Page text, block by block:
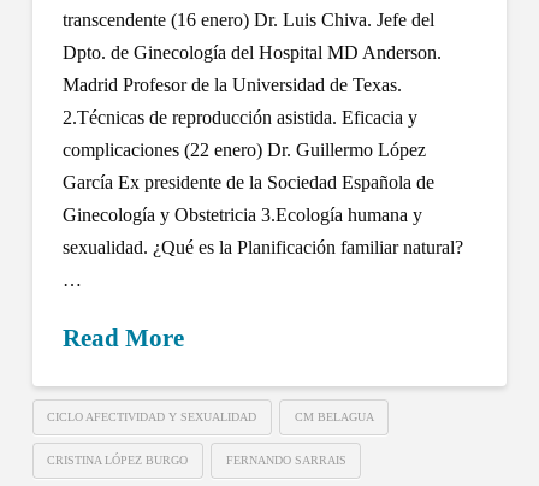
transcendente (16 enero) Dr. Luis Chiva. Jefe del
Dpto. de Ginecología del Hospital MD Anderson.
Madrid Profesor de la Universidad de Texas.
2.Técnicas de reproducción asistida. Eficacia y
complicaciones (22 enero) Dr. Guillermo López
García Ex presidente de la Sociedad Española de
Ginecología y Obstetricia 3.Ecología humana y
sexualidad. ¿Qué es la Planificación familiar natural?
…
Read More
CICLO AFECTIVIDAD Y SEXUALIDAD CM BELAGUA
CRISTINA LÓPEZ BURGO FERNANDO SARRAIS